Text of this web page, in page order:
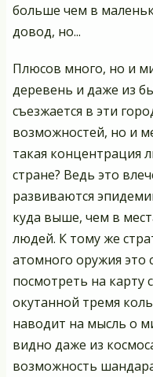
больше чем в
довод, но...
Плюсов много, но и
деревень и даже из
съезжается в эти
возможностей, но и
такая концентрация
стране? Ведь это
развиваются
куда выше, чем в
людей. К тому же
атомного оружия это
посмотреть на
окутанной тремя
наводит на мысль о
видно даже из
возможность